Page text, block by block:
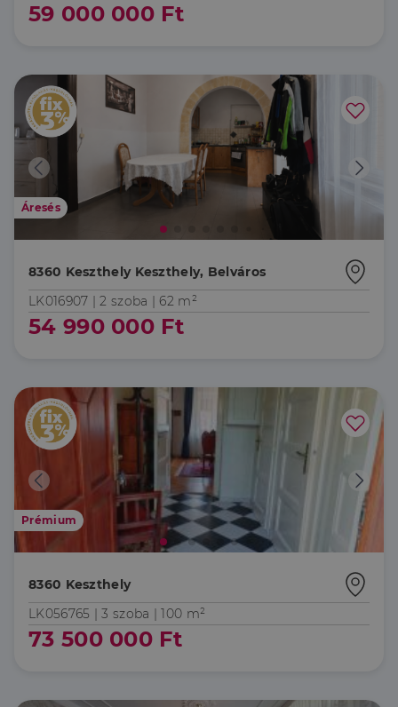
59 000 000 Ft
Áresés
8360 Keszthely Keszthely, Belváros
LK016907 |2 szoba | 62 m²
54 990 000 Ft
Prémium
8360 Keszthely
LK056765 |3 szoba | 100 m²
73 500 000 Ft